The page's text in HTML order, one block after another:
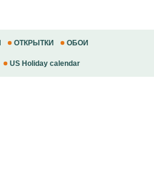
ОТКРЫТКИ ОБОИ
US Holiday calendar